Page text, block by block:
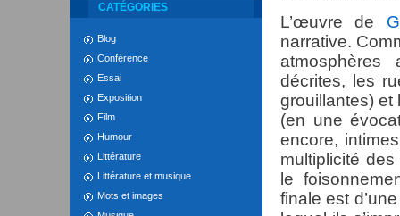
CATÉGORIES
Blog
Conférence
Essai
Exposition
Film
Humour
Littérature
Littérature et musique
Mots et images
L’œuvre de
narrative.
décrites, les
grouillantes) et
(en une
encore,
multiplicité
le
finale est